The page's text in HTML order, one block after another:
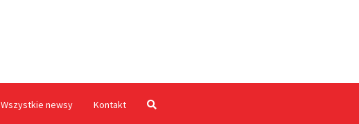
Wszystkie newsy Kontakt